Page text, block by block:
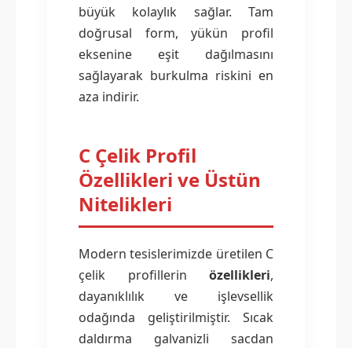
büyük kolaylık sağlar. Tam
doğrusal form, yükün profil
eksenine eşit dağılmasını
sağlayarak burkulma riskini en
aza indirir.
C Çelik Profil
Özellikleri ve Üstün
Nitelikleri
Modern tesislerimizde üretilen C
çelik profillerin özellikleri,
dayanıklılık ve işlevsellik
odağında geliştirilmiştir. Sıcak
daldırma galvanizli sacdan